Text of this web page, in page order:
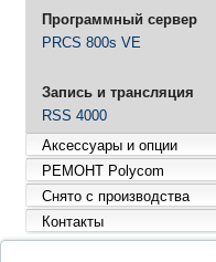
Программный сервер
PRCS 800s VE
Запись и трансляция
RSS 4000
Аксессуары и опции
РЕМОНТ Polycom
Снято с производства
Контакты